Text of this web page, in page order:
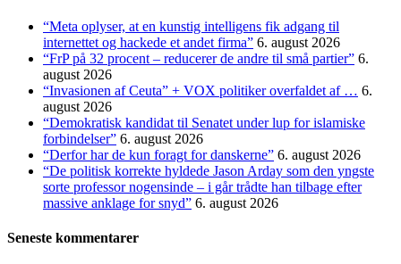
“Meta oplyser, at en kunstig intelligens fik adgang til
internettet og hackede et andet firma” 6. august 2026
“FrP på 32 procent – reducerer de andre til små partier” 6.
august 2026
“Invasionen af Ceuta” + VOX politiker overfaldet af … 6.
august 2026
“Demokratisk kandidat til Senatet under lup for islamiske
forbindelser” 6. august 2026
“Derfor har de kun foragt for danskerne” 6. august 2026
“De politisk korrekte hyldede Jason Arday som den yngste
sorte professor nogensinde – i går trådte han tilbage efter
massive anklage for snyd” 6. august 2026
Seneste kommentarer